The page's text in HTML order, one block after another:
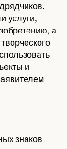
услуги,
а
и
знаков